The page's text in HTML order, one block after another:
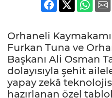
Orhaneli
Furkan Tuna ve
Başkanı Ali Osman
dolayısıyla şehit
yapay zekâ
hazırlanan özel